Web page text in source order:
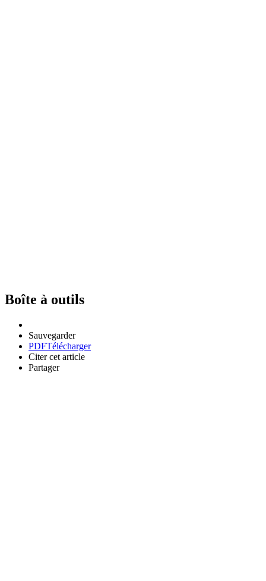
Boîte à outils
Sauvegarder
PDFTélécharger
Citer cet article
Partager